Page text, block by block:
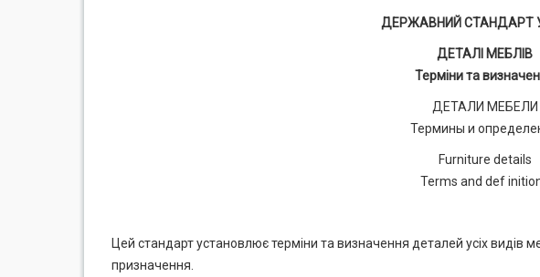
ДЕРЖАВНИЙ СТАНДАРТ
ДЕТАЛІ МЕБЛІВ
Терміни та
ДЕТАЛИ МЕБЕЛИ
Термины и
Furniture details
Terms and def
Цей стандарт установлює терміни та визначення деталей усіх видів
призначення.